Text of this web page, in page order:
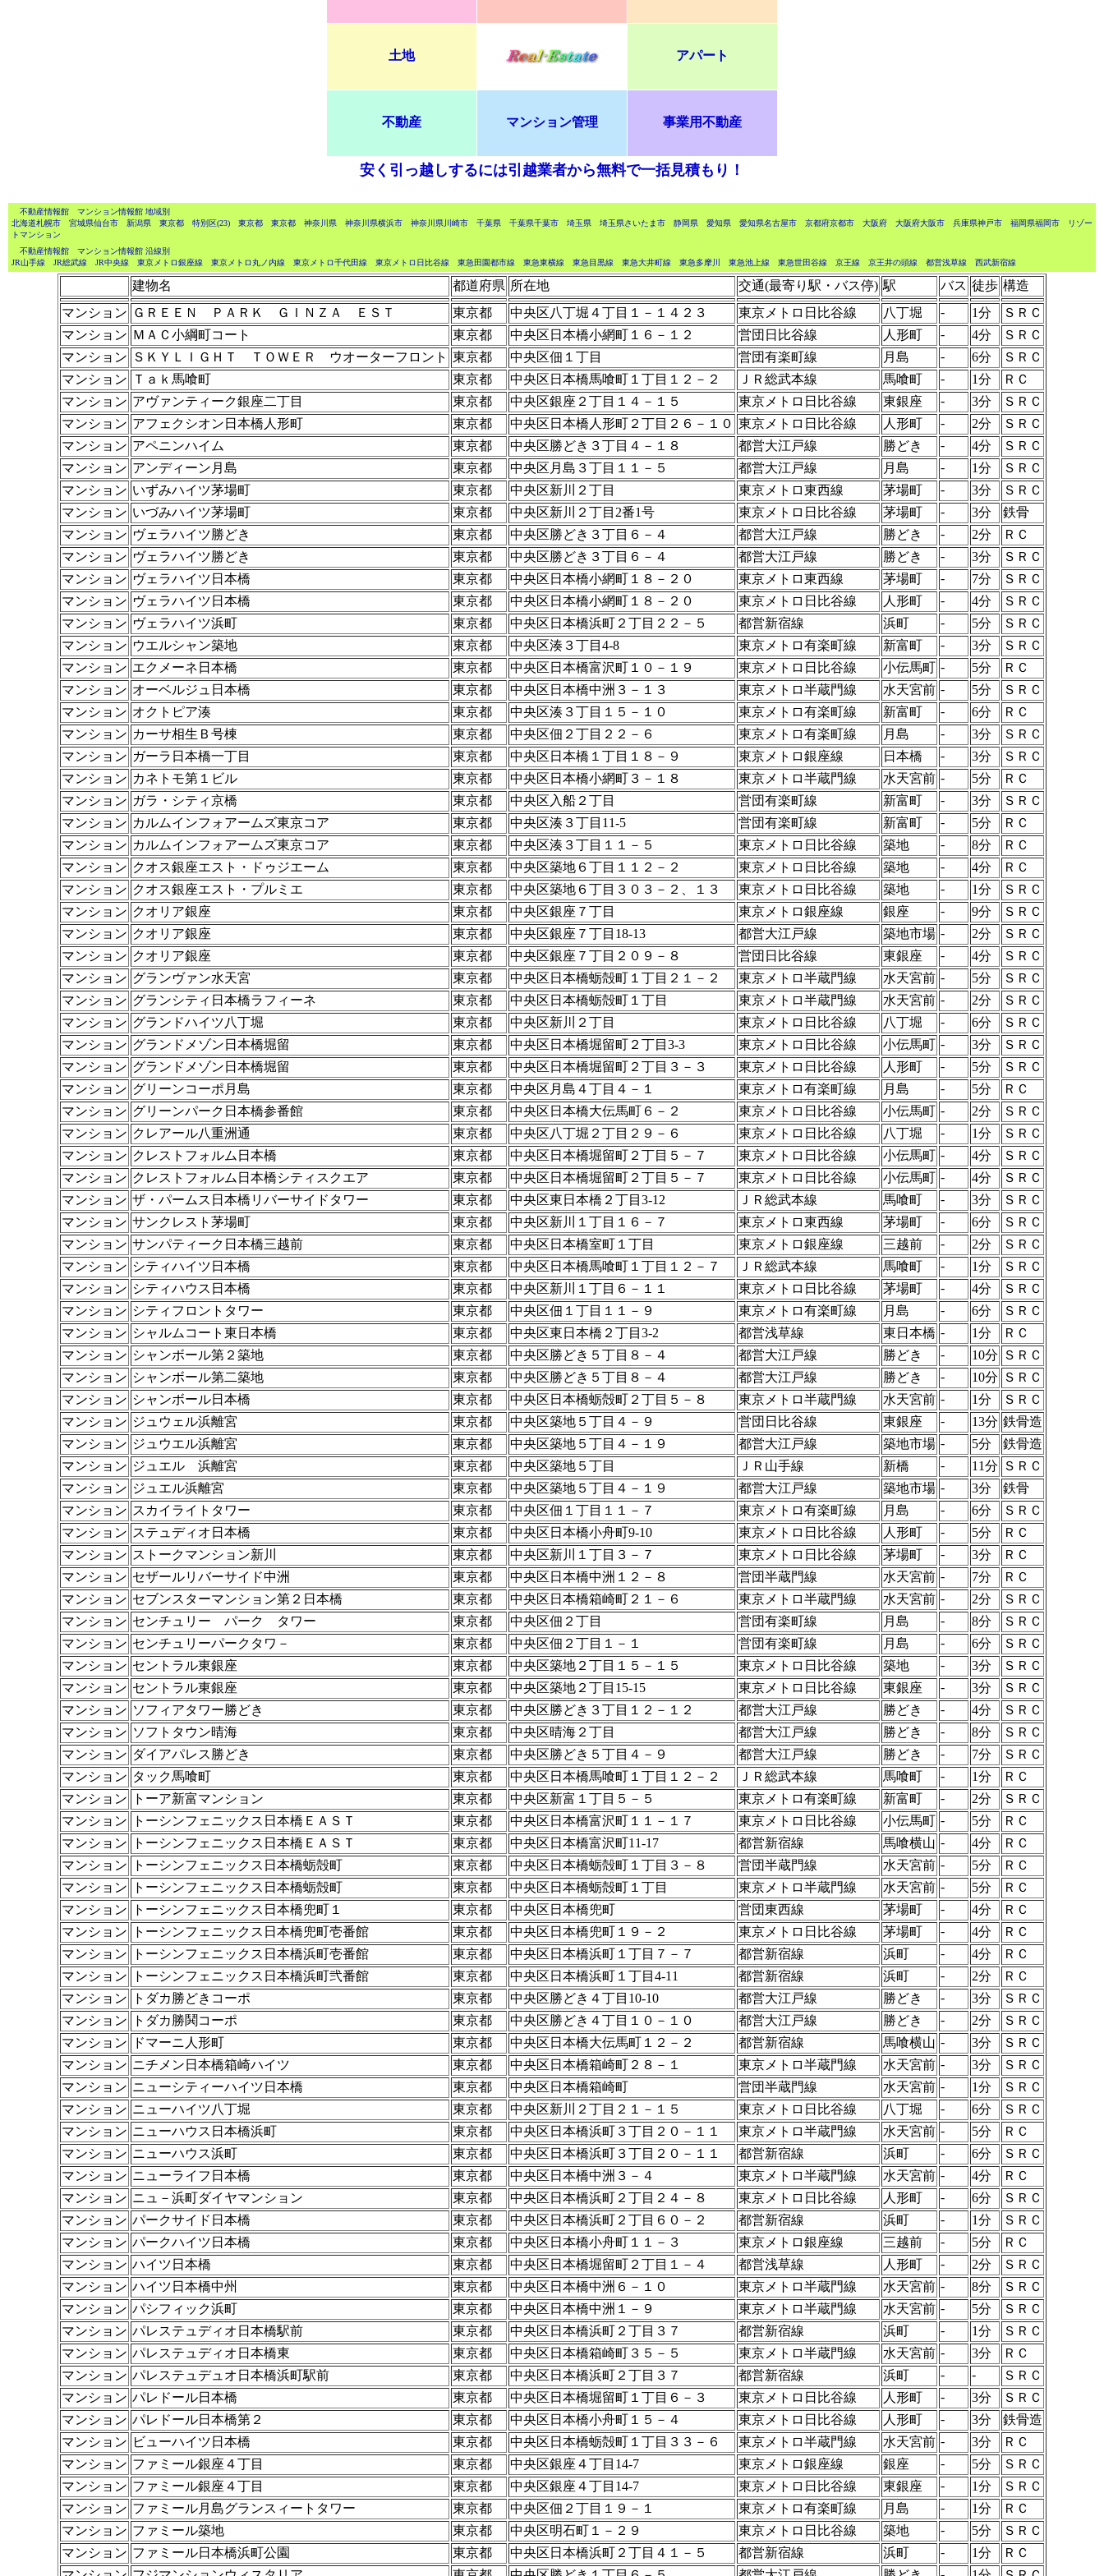
土地 アパート
不動産 マンション管理 事業用不動産
安く引っ越しするには引越業者から無料で一括見積もり！
不動産情報館
マンション情報館 地域別
北海道札幌市
宮城県仙台市 新潟県 東京都 特別区(23) 東京都 東京都 神奈川県 神奈川県横浜市 神奈川県川崎市 千葉県 千葉県千葉市 埼玉県 埼玉県さいたま市 静岡県 愛知県 愛知県名古屋市 京都府京都市 大阪府 大阪府大阪市 兵庫県神戸市 福岡県福岡市
リゾー
トマンション
不動産情報館
マンション情報館 沿線別
JR山手線
JR総武線 JR中央線 東京メトロ銀座線 東京メトロ丸ノ内線 東京メトロ千代田線 東京メトロ日比谷線 東急田園都市線 東急東横線 東急目黒線 東急大井町線 東急多摩川 東急池上線 東急世田谷線 京王線 京王井の頭線 都営浅草線 西武新宿線
建物名 都道府県 所在地 交通(最寄り駅・バス停) 駅 バス 徒歩 構造
マンション ＧＲＥＥＮ ＰＡＲＫ ＧＩＮＺＡ ＥＳＴ 東京都 中央区八丁堀４丁目１－１４２３ 東京メトロ日比谷線 八丁堀 - 1分
ＳＲＣ
マンション ＭＡＣ小綱町コート 東京都 中央区日本橋小網町１６－１２ 営団日比谷線 人形町 - 4分
ＳＲＣ
マンション
ＳＫＹＬＩＧＨＴ ＴＯＷＥＲ ウオーターフロント 東京都 中央区佃１丁目 営団有楽町線 月島 - 6分
ＳＲＣ
マンション
Ｔａｋ馬喰町 東京都 中央区日本橋馬喰町１丁目１２－２ ＪＲ総武本線 馬喰町 - 1分
ＲＣ
マンション アヴァンティーク銀座二丁目 東京都 中央区銀座２丁目１４－１５ 東京メトロ日比谷線 東銀座 - 3分
ＳＲＣ
マンション アフェクシオン日本橋人形町 東京都 中央区日本橋人形町２丁目２６－１０ 東京メトロ日比谷線 人形町 - 2分
ＳＲＣ
マンション アペニンハイム 東京都 中央区勝どき３丁目４－１８ 都営大江戸線 勝どき - 4分
ＳＲＣ
マンション アンディーン月島 東京都 中央区月島３丁目１１－５ 都営大江戸線 月島 - 1分
ＳＲＣ
マンション いずみハイツ茅場町 東京都 中央区新川２丁目 東京メトロ東西線 茅場町 - 3分
ＳＲＣ
マンション いづみハイツ茅場町 東京都 中央区新川２丁目2番1号 東京メトロ日比谷線 茅場町 - 3分
鉄骨
マンション ヴェラハイツ勝どき 東京都 中央区勝どき３丁目６－４ 都営大江戸線 勝どき - 2分
ＲＣ
マンション ヴェラハイツ勝どき 東京都 中央区勝どき３丁目６－４ 都営大江戸線 勝どき - 3分
ＳＲＣ
マンション ヴェラハイツ日本橋 東京都 中央区日本橋小網町１８－２０ 東京メトロ東西線 茅場町 - 7分
ＳＲＣ
マンション ヴェラハイツ日本橋 東京都 中央区日本橋小網町１８－２０ 東京メトロ日比谷線 人形町 - 4分
ＳＲＣ
マンション ヴェラハイツ浜町 東京都 中央区日本橋浜町２丁目２２－５ 都営新宿線 浜町 - 5分
ＳＲＣ
マンション ウエルシャン築地 東京都 中央区湊３丁目4-8 東京メトロ有楽町線 新富町 - 3分
ＳＲＣ
マンション エクメーネ日本橋 東京都 中央区日本橋富沢町１０－１９ 東京メトロ日比谷線 小伝馬町 - 5分
ＲＣ
マンション オーベルジュ日本橋 東京都 中央区日本橋中洲３－１３ 東京メトロ半蔵門線 水天宮前 - 5分
ＳＲＣ
マンション オクトピア湊 東京都 中央区湊３丁目１５－１０ 東京メトロ有楽町線 新富町 - 6分
ＲＣ
マンション カーサ相生Ｂ号棟 東京都 中央区佃２丁目２２－６ 東京メトロ有楽町線 月島 - 3分
ＳＲＣ
マンション ガーラ日本橋一丁目 東京都 中央区日本橋１丁目１８－９ 東京メトロ銀座線 日本橋 - 3分
ＳＲＣ
マンション カネトモ第１ビル 東京都 中央区日本橋小網町３－１８ 東京メトロ半蔵門線 水天宮前 - 5分
ＲＣ
マンション ガラ・シティ京橋 東京都 中央区入船２丁目 営団有楽町線 新富町 - 3分
ＳＲＣ
マンション カルムインフォアームズ東京コア 東京都 中央区湊３丁目11-5 営団有楽町線 新富町 - 5分
ＲＣ
マンション カルムインフォアームズ東京コア 東京都 中央区湊３丁目１１－５ 東京メトロ日比谷線 築地 - 8分
ＲＣ
マンション クオス銀座エスト・ドゥジエーム 東京都 中央区築地６丁目１１２－２ 東京メトロ日比谷線 築地 - 4分
ＲＣ
マンション クオス銀座エスト・プルミエ 東京都 中央区築地６丁目３０３－２、１３ 東京メトロ日比谷線 築地 - 1分
ＳＲＣ
マンション クオリア銀座 東京都 中央区銀座７丁目 東京メトロ銀座線 銀座 - 9分
ＳＲＣ
マンション クオリア銀座 東京都 中央区銀座７丁目18-13 都営大江戸線 築地市場 - 2分
ＳＲＣ
マンション クオリア銀座 東京都 中央区銀座７丁目２０９－８ 営団日比谷線 東銀座 - 4分
ＳＲＣ
マンション グランヴァン水天宮 東京都 中央区日本橋蛎殻町１丁目２１－２ 東京メトロ半蔵門線 水天宮前 - 5分
ＳＲＣ
マンション グランシティ日本橋ラフィーネ 東京都 中央区日本橋蛎殻町１丁目 東京メトロ半蔵門線 水天宮前 - 2分
ＳＲＣ
マンション グランドハイツ八丁堀 東京都 中央区新川２丁目 東京メトロ日比谷線 八丁堀 - 6分
ＳＲＣ
マンション グランドメゾン日本橋堀留 東京都 中央区日本橋堀留町２丁目3-3 東京メトロ日比谷線 小伝馬町 - 3分
ＳＲＣ
マンション グランドメゾン日本橋堀留 東京都 中央区日本橋堀留町２丁目３－３ 東京メトロ日比谷線 人形町 - 5分
ＳＲＣ
マンション グリーンコーポ月島 東京都 中央区月島４丁目４－１ 東京メトロ有楽町線 月島 - 5分
ＲＣ
マンション グリーンパーク日本橋参番館 東京都 中央区日本橋大伝馬町６－２ 東京メトロ日比谷線 小伝馬町 - 2分
ＳＲＣ
マンション クレアール八重洲通 東京都 中央区八丁堀２丁目２９－６ 東京メトロ日比谷線 八丁堀 - 1分
ＳＲＣ
マンション クレストフォルム日本橋 東京都 中央区日本橋堀留町２丁目５－７ 東京メトロ日比谷線 小伝馬町 - 4分
ＳＲＣ
マンション クレストフォルム日本橋シティスクエア 東京都 中央区日本橋堀留町２丁目５－７ 東京メトロ日比谷線 小伝馬町 - 4分
ＳＲＣ
マンション ザ・パームス日本橋リバーサイドタワー 東京都 中央区東日本橋２丁目3-12 ＪＲ総武本線 馬喰町 - 3分
ＳＲＣ
マンション サンクレスト茅場町 東京都 中央区新川１丁目１６－７ 東京メトロ東西線 茅場町 - 6分
ＳＲＣ
マンション サンパティーク日本橋三越前 東京都 中央区日本橋室町１丁目 東京メトロ銀座線 三越前 - 2分
ＳＲＣ
マンション シティハイツ日本橋 東京都 中央区日本橋馬喰町１丁目１２－７ ＪＲ総武本線 馬喰町 - 1分
ＳＲＣ
マンション シティハウス日本橋 東京都 中央区新川１丁目６－１１ 東京メトロ日比谷線 茅場町 - 4分
ＳＲＣ
マンション シティフロントタワー 東京都 中央区佃１丁目１１－９ 東京メトロ有楽町線 月島 - 6分
ＳＲＣ
マンション シャルムコート東日本橋 東京都 中央区東日本橋２丁目3-2 都営浅草線 東日本橋 - 1分
ＲＣ
マンション シャンボール第２築地 東京都 中央区勝どき５丁目８－４ 都営大江戸線 勝どき - 10分
ＳＲＣ
マンション シャンボール第二築地 東京都 中央区勝どき５丁目８－４ 都営大江戸線 勝どき - 10分
ＳＲＣ
マンション シャンボール日本橋 東京都 中央区日本橋蛎殻町２丁目５－８ 東京メトロ半蔵門線 水天宮前 - 1分
ＳＲＣ
マンション ジュウェル浜離宮 東京都 中央区築地５丁目４－９ 営団日比谷線 東銀座 - 13分 鉄骨造
マンション ジュウエル浜離宮 東京都 中央区築地５丁目４－１９ 都営大江戸線 築地市場 - 5分
鉄骨造
マンション ジュエル 浜離宮 東京都 中央区築地５丁目 ＪＲ山手線 新橋 - 11分
ＳＲＣ
マンション ジュエル浜離宮 東京都 中央区築地５丁目４－１９ 都営大江戸線 築地市場 - 3分
鉄骨
マンション スカイライトタワー 東京都 中央区佃１丁目１１－７ 東京メトロ有楽町線 月島 - 6分
ＳＲＣ
マンション ステュディオ日本橋 東京都 中央区日本橋小舟町9-10 東京メトロ日比谷線 人形町 - 5分
ＲＣ
マンション ストークマンション新川 東京都 中央区新川１丁目３－７ 東京メトロ日比谷線 茅場町 - 3分
ＲＣ
マンション セザールリバーサイド中洲 東京都 中央区日本橋中洲１２－８ 営団半蔵門線 水天宮前 - 7分
ＲＣ
マンション セブンスターマンション第２日本橋 東京都 中央区日本橋箱崎町２１－６ 東京メトロ半蔵門線 水天宮前 - 2分
ＳＲＣ
マンション センチュリー パーク タワー 東京都 中央区佃２丁目 営団有楽町線 月島 - 8分
ＳＲＣ
マンション センチュリーパークタワ－ 東京都 中央区佃２丁目１－１ 営団有楽町線 月島 - 6分
ＳＲＣ
マンション セントラル東銀座 東京都 中央区築地２丁目１５－１５ 東京メトロ日比谷線 築地 - 3分
ＳＲＣ
マンション セントラル東銀座 東京都 中央区築地２丁目15-15 東京メトロ日比谷線 東銀座 - 3分
ＳＲＣ
マンション ソフィアタワー勝どき 東京都 中央区勝どき３丁目１２－１２ 都営大江戸線 勝どき - 4分
ＳＲＣ
マンション ソフトタウン晴海 東京都 中央区晴海２丁目 都営大江戸線 勝どき - 8分
ＳＲＣ
マンション ダイアパレス勝どき 東京都 中央区勝どき５丁目４－９ 都営大江戸線 勝どき - 7分
ＳＲＣ
マンション タック馬喰町 東京都 中央区日本橋馬喰町１丁目１２－２ ＪＲ総武本線 馬喰町 - 1分
ＲＣ
マンション
トーア新富マンション 東京都 中央区新富１丁目５－５ 東京メトロ有楽町線 新富町 - 2分
ＳＲＣ
マンション
トーシンフェニックス日本橋ＥＡＳＴ 東京都 中央区日本橋富沢町１１－１７ 東京メトロ日比谷線 小伝馬町 - 5分
ＲＣ
マンション
トーシンフェニックス日本橋ＥＡＳＴ 東京都 中央区日本橋富沢町11-17 都営新宿線 馬喰横山 - 4分
ＲＣ
マンション
トーシンフェニックス日本橋蛎殻町 東京都 中央区日本橋蛎殻町１丁目３－８ 営団半蔵門線 水天宮前 - 5分
ＲＣ
マンション
トーシンフェニックス日本橋蛎殻町 東京都 中央区日本橋蛎殻町１丁目 東京メトロ半蔵門線 水天宮前 - 5分
ＲＣ
マンション
トーシンフェニックス日本橋兜町１ 東京都 中央区日本橋兜町 営団東西線 茅場町 - 4分
ＲＣ
マンション
トーシンフェニックス日本橋兜町壱番館 東京都 中央区日本橋兜町１９－２ 東京メトロ日比谷線 茅場町 - 4分
ＲＣ
マンション
トーシンフェニックス日本橋浜町壱番館 東京都 中央区日本橋浜町１丁目７－７ 都営新宿線 浜町 - 4分
ＲＣ
マンション
トーシンフェニックス日本橋浜町弐番館 東京都 中央区日本橋浜町１丁目4-11 都営新宿線 浜町 - 2分
ＲＣ
マンション
トダカ勝どきコーポ 東京都 中央区勝どき４丁目10-10 都営大江戸線 勝どき - 3分
ＳＲＣ
マンション
トダカ勝鬨コーポ 東京都 中央区勝どき４丁目１０－１０ 都営大江戸線 勝どき - 2分
ＳＲＣ
マンション
ドマーニ人形町 東京都 中央区日本橋大伝馬町１２－２ 都営新宿線 馬喰横山 - 3分
ＳＲＣ
マンション ニチメン日本橋箱崎ハイツ 東京都 中央区日本橋箱崎町２８－１ 東京メトロ半蔵門線 水天宮前 - 3分
ＳＲＣ
マンション ニューシティーハイツ日本橋 東京都 中央区日本橋箱崎町 営団半蔵門線 水天宮前 - 1分
ＳＲＣ
マンション ニューハイツ八丁堀 東京都 中央区新川２丁目２１－１５ 東京メトロ日比谷線 八丁堀 - 6分
ＳＲＣ
マンション ニューハウス日本橋浜町 東京都 中央区日本橋浜町３丁目２０－１１ 東京メトロ半蔵門線 水天宮前 - 5分
ＲＣ
マンション ニューハウス浜町 東京都 中央区日本橋浜町３丁目２０－１１ 都営新宿線 浜町 - 6分
ＳＲＣ
マンション ニューライフ日本橋 東京都 中央区日本橋中洲３－４ 東京メトロ半蔵門線 水天宮前 - 4分
ＲＣ
マンション ニュ－浜町ダイヤマンション 東京都 中央区日本橋浜町２丁目２４－８ 東京メトロ日比谷線 人形町 - 6分
ＳＲＣ
マンション パークサイド日本橋 東京都 中央区日本橋浜町２丁目６０－２ 都営新宿線 浜町 - 1分
ＳＲＣ
マンション パークハイツ日本橋 東京都 中央区日本橋小舟町１１－３ 東京メトロ銀座線 三越前 - 5分
ＲＣ
マンション ハイツ日本橋 東京都 中央区日本橋堀留町２丁目１－４ 都営浅草線 人形町 - 2分
ＳＲＣ
マンション ハイツ日本橋中州 東京都 中央区日本橋中洲６－１０ 東京メトロ半蔵門線 水天宮前 - 8分
ＳＲＣ
マンション パシフィック浜町 東京都 中央区日本橋中洲１－９ 東京メトロ半蔵門線 水天宮前 - 5分
ＳＲＣ
マンション パレステュディオ日本橋駅前 東京都 中央区日本橋浜町２丁目３７ 都営新宿線 浜町 - 1分
ＳＲＣ
マンション パレステュディオ日本橋東 東京都 中央区日本橋箱崎町３５－５ 東京メトロ半蔵門線 水天宮前 - 3分
ＲＣ
マンション パレステュデュオ日本橋浜町駅前 東京都 中央区日本橋浜町２丁目３７ 都営新宿線 浜町 - -
ＳＲＣ
マンション パレドール日本橋 東京都 中央区日本橋堀留町１丁目６－３ 東京メトロ日比谷線 人形町 - 3分
ＳＲＣ
マンション パレドール日本橋第２ 東京都 中央区日本橋小舟町１５－４ 東京メトロ日比谷線 人形町 - 3分
鉄骨造
マンション ビューハイツ日本橋 東京都 中央区日本橋蛎殻町１丁目３３－６ 東京メトロ半蔵門線 水天宮前 - 3分
ＲＣ
マンション ファミール銀座４丁目 東京都 中央区銀座４丁目14-7 東京メトロ銀座線 銀座 - 5分
ＳＲＣ
マンション ファミール銀座４丁目 東京都 中央区銀座４丁目14-7 東京メトロ日比谷線 東銀座 - 1分
ＳＲＣ
マンション ファミール月島グランスィートタワー 東京都 中央区佃２丁目１９－１ 東京メトロ有楽町線 月島 - 1分
ＲＣ
マンション ファミール築地 東京都 中央区明石町１－２９ 東京メトロ日比谷線 築地 - 5分
ＳＲＣ
マンション ファミール日本橋浜町公園 東京都 中央区日本橋浜町２丁目４１－５ 都営新宿線 浜町 - 1分
ＲＣ